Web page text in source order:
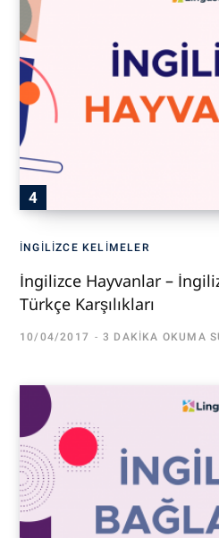
İNGILIZCE KELIMELER
İngilizce Hayvanlar –
Türkçe Karşılıkları
10/04/2017 3 DAKIKA OKUMA